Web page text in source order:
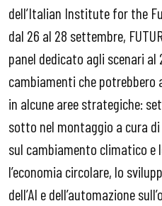
dell’Italian Institute for the
dal 26 al 28 settembre,
panel dedicato agli scenari
cambiamenti che potrebbero
in alcune aree strategiche:
sotto nel montaggio a cura di
sul cambiamento climatico e
l’economia circolare, lo
dell’AI e dell’automazione